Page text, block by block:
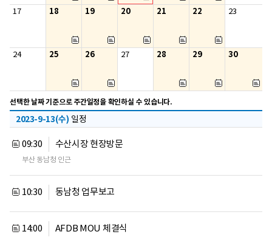
17 18 19 20 21 22 23
24 25 26 27 28 29 30
선택한 날짜 기준으로 주간일정을 확인하실 수 있습니다.
2023-9-13(수) 일정
09:30 수산시장 현장방문
부산 동남청 인근
10:30 동남청 업무보고
14:00 AFDB MOU 체결식